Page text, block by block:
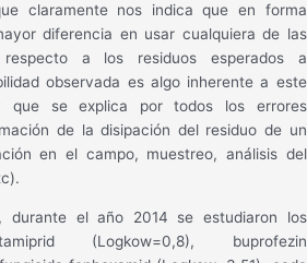
claramente nos indica que en forma
diferencia en usar cualquiera de las
respecto a los residuos esperados a
observada es algo inherente a este
que se explica por todos los errores
de la disipación del residuo de un
en el campo, muestreo, análisis del
durante el año 2014 se estudiaron los
(Logkow=0,8), buprofezin